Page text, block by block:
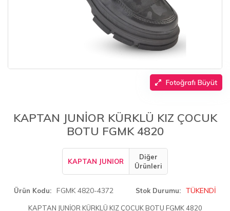
Fotoğrafı Büyüt
KAPTAN JUNİOR KÜRKLÜ KIZ ÇOCUK
BOTU FGMK 4820
KAPTAN JUNIOR
Diğer
Ürünleri
Ürün Kodu FGMK 4820-4372 Stok Durumu TÜKENDİ
KAPTAN JUNİOR KÜRKLÜ KIZ ÇOCUK BOTU FGMK 4820